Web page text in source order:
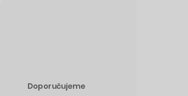
Doporučujeme